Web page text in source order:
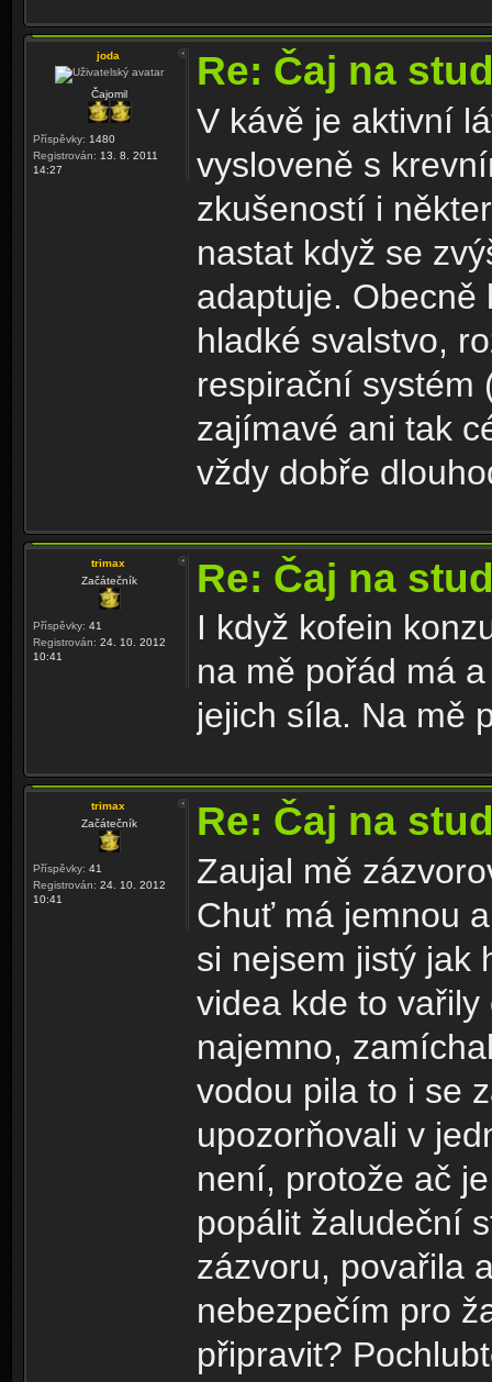
joda
Čajomil
Příspěvky: 1480
Registrován: 13. 8. 2011
14:27
Re: Čaj na
V kávě je aktivní
vysloveně s
zkušeností i
nastat když se
adaptuje. Obecně
hladké svalstvo,
respirační systém
zajímavé ani tak
vždy dobře
trimax
Začátečník
Příspěvky: 41
Registrován: 24. 10. 2012
10:41
Re: Čaj na
I když kofein
na mě pořád má
jejich síla. Na mě
trimax
Začátečník
Příspěvky: 41
Registrován: 24. 10. 2012
10:41
Re: Čaj na
Zaujal mě
Chuť má jemnou
si nejsem jistý jak
videa kde to
najemno,
vodou pila to i se
upozorňovali v
není, protože ač
popálit žaludeční
zázvoru, povařila
nebezpečím pro
připravit?